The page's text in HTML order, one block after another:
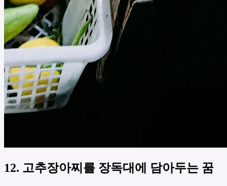
12. 고추장아찌를 장독대에 담아두는 꿈